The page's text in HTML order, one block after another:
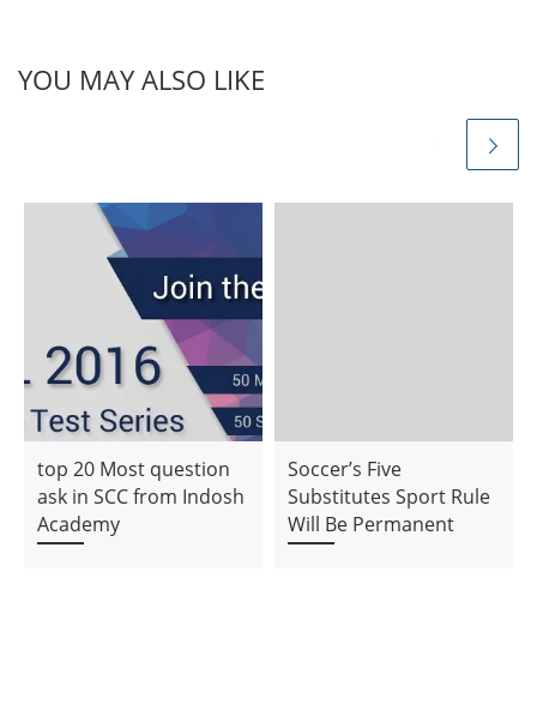
YOU MAY ALSO LIKE
top 20 Most question
ask in SCC from Indosh
Academy
Soccer’s Five
Substitutes Sport Rule
Will Be Permanent